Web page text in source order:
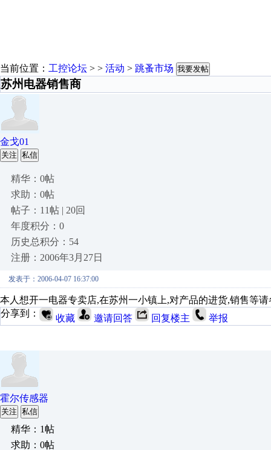
当前位置： 工控论坛 > > 活动 > 跳蚤市场 我要发帖
苏州电器销售商
金戈01
关注 私信
精华：0帖
求助：0帖
帖子：11帖 | 20回
年度积分：0
历史总积分：54
注册：2006年3月27日
发表于：2006-04-07 16:37:00
本人想开一电器专卖店,在苏州一小镇上,对产品的进货,销售等
分享到：
收藏 邀请回答 回复楼主 举报
霍尔传感器
关注 私信
精华：1帖
求助：0帖